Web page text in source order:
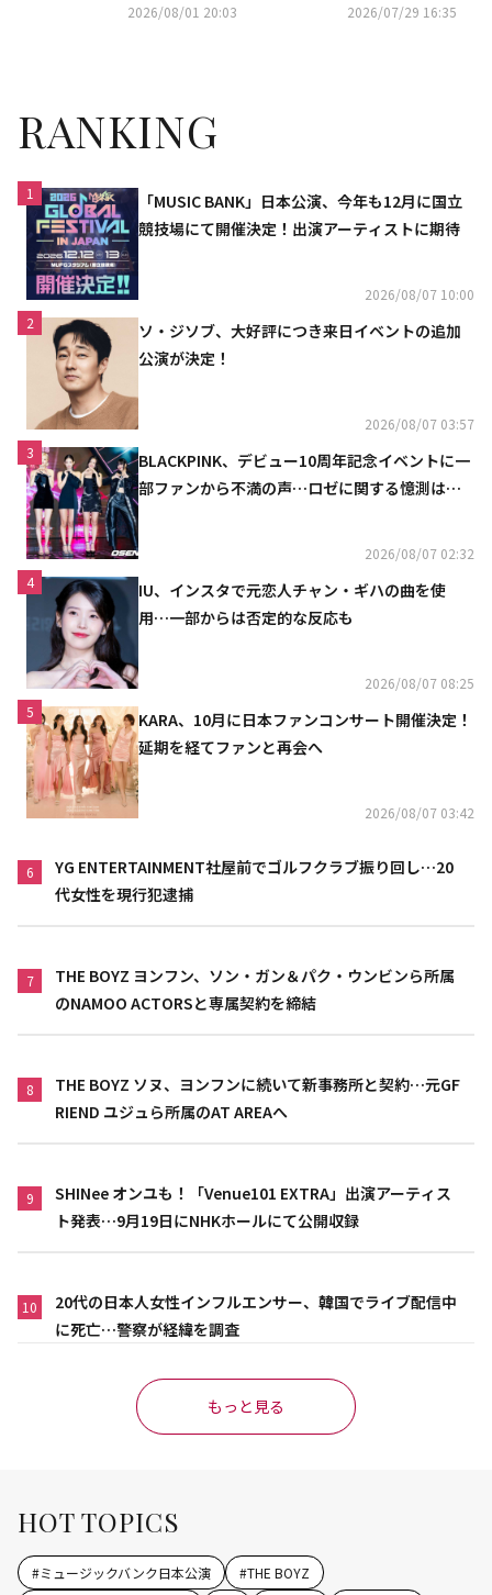
回復において重要な意味を持
2026/08/01 20:03 し告訴も…不起訴処分に
2026/07/29 16:35
RANKING
1
「MUSIC BANK」日本公演、今年も12月に国立
競技場にて開催決定！出演アーティストに期待
2026/08/07 10:00
2
ソ・ジソブ、大好評につき来日イベントの追加
公演が決定！
2026/08/07 03:57
3
BLACKPINK、デビュー10周年記念イベントに一
部ファンから不満の声…ロゼに関する憶測は否
2026/08/07 02:32
4
IU、インスタで元恋人チャン・ギハの曲を使
用…一部からは否定的な反応も
2026/08/07 08:25
5
KARA、10月に日本ファンコンサート開催決定！
延期を経てファンと再会へ
2026/08/07 03:42
6
YG ENTERTAINMENT社屋前でゴルフクラブ振り回し…20
代女性を現行犯逮捕
7
THE BOYZ ヨンフン、ソン・ガン＆パク・ウンビンら所属
のNAMOO ACTORSと専属契約を締結
8
THE BOYZ ソヌ、ヨンフンに続いて新事務所と契約…元GF
RIEND ユジュら所属のAT AREAへ
9
SHINee オンユも！「Venue101 EXTRA」出演アーティス
ト発表…9月19日にNHKホールにて公開収録
10
20代の日本人女性インフルエンサー、韓国でライブ配信中
に死亡…警察が経緯を調査
もっと見る
HOT TOPICS
#ミュージックバンク日本公演 #THE BOYZ